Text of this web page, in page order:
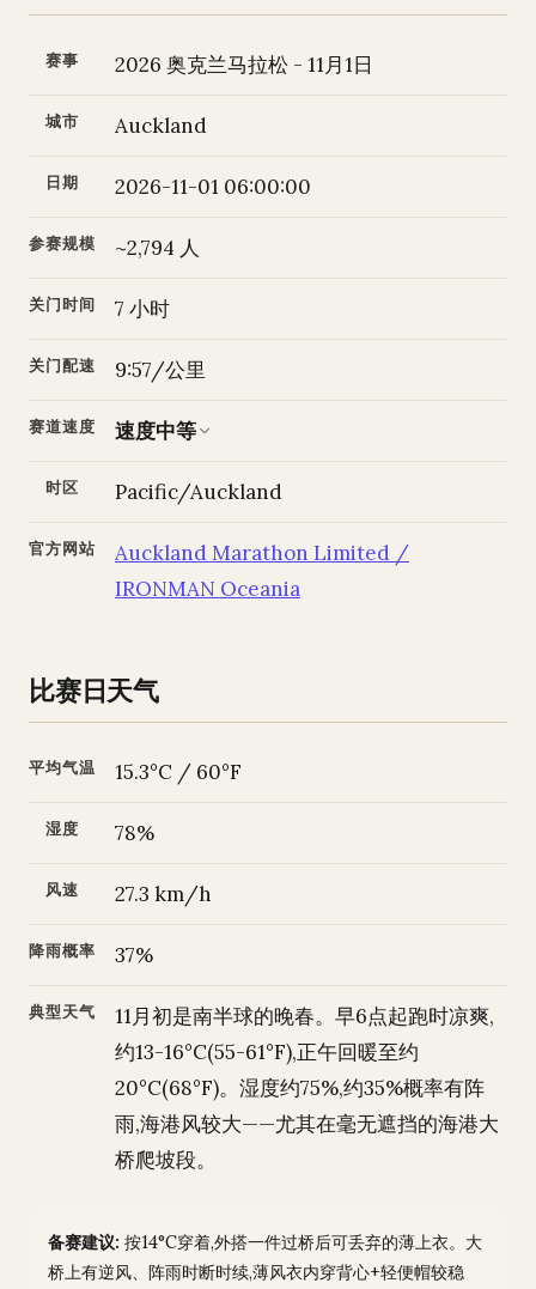
赛事 2026 奥克兰马拉松 - 11月1日
城市 Auckland
日期 2026-11-01 06:00:00
参赛规模 ~2,794 人
关门时间 7 小时
关门配速 9:57/公里
赛道速度 速度中等
时区 Pacific/Auckland
官方网站
Auckland Marathon Limited /
IRONMAN Oceania
比赛日天气
平均气温 15.3°C / 60°F
湿度 78%
风速 27.3 km/h
降雨概率 37%
典型天气
11月初是南半球的晚春。早6点起跑时凉爽,
约13-16°C(55-61°F),正午回暖至约
20°C(68°F)。湿度约75%,约35%概率有阵
雨,海港风较大——尤其在毫无遮挡的海港大
桥爬坡段。
备赛建议: 按14°C穿着,外搭一件过桥后可丢弃的薄上衣。大
桥上有逆风、阵雨时断时续,薄风衣内穿背心+轻便帽较稳